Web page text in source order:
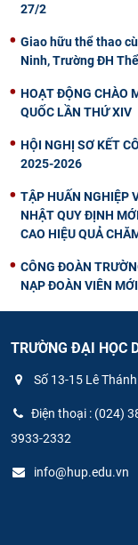
27/2
Giao hữu thể thao
Ninh, Trường ĐH
HOẠT ĐỘNG CHÀO
QUỐC LẦN THỨ XIV
HỘI NGHỊ SƠ KẾT
2025-2026
TẬP HUẤN NGHIỆP
NHẬT QUY ĐỊNH
CAO HIỆU QUẢ
CÔNG ĐOÀN
NẠP ĐOÀN VIÊN
TRƯỜNG ĐẠI HỌC
Số 13-15 Lê
Điện thoại : (024)
3933-2332
info@hup.edu.vn